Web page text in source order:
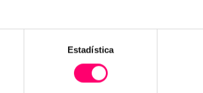
Estadística